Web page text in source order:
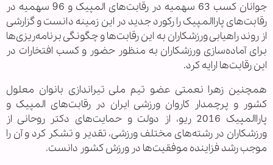
جوانان کسب 63 سهمیه در رقابت‌های المپیک و 96 سهمیه در
رقابت‌های پاراالمپیک را رکورد جدید در این زمینه دانست و گزارشی
از روند راهیابی ورزشکاران به این رقابت‌ها و چگونگی برنامه‌ریزی‌ها
برای آماده‌سازی ورزشکاران به منظور حضور و کسب افتخارات در
این رقابت‌ها ارایه کرد.
همچنین زهرا نعمتی عضو تیم ملی تیراندازی بانوان معلول
کشور و پرچمدار کاروان ورزشی ایران در رقابت‌های المپیک و
پاراالمپیک 2016 ریو، از دولت و حمایت‌های دکتر روحانی از
ورزشکاران در رشته‌های مختلف ورزشی، تقدیر و تشکر کرد و آن را
موجب رشد فزاینده موفقیت‌ها در ورزش کشور دانست.